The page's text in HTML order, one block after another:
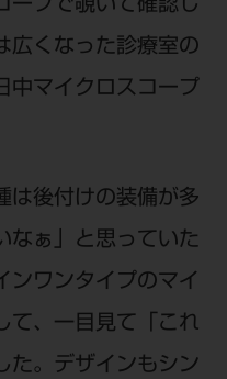
ープで覗いて確認し
広くなった診療室の
中マイクロスコープ
は後付けの装備が多
なぁ」と思っていた
ワンタイプのマイ
て、一目見て「これ
た。デザインもシン